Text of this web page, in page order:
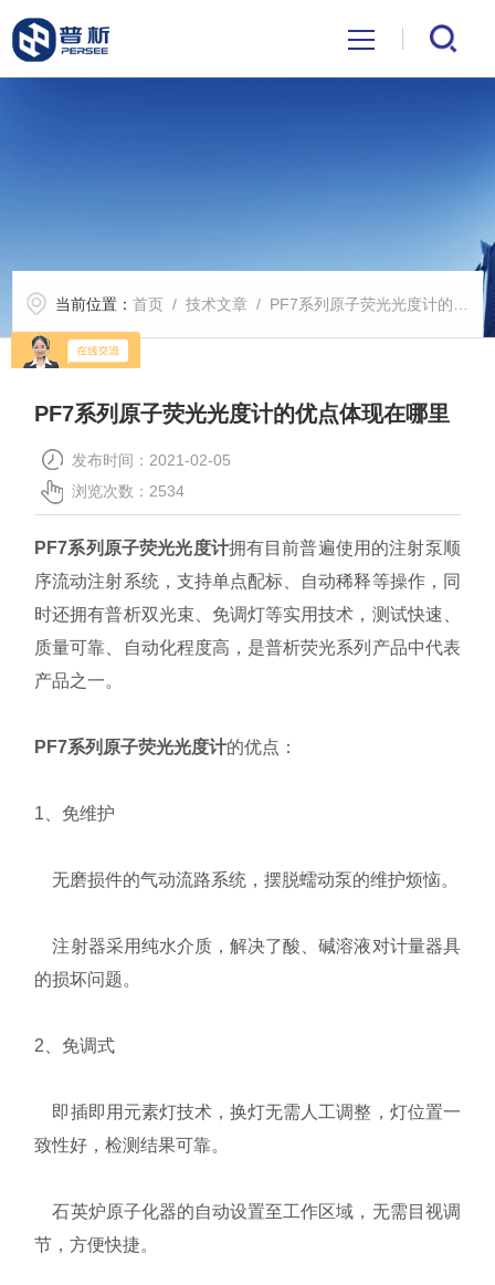
公司新闻
联系我们
当前位置：首页 /技术文章 / PF7系列原子荧光光度计的优点体现在哪里
PF7系列原子荧光光度计的优点体现在哪里
发布时间：2021-02-05
浏览次数：2534
PF7系列原子荧光光度计拥有目前普遍使用的注射泵顺
序流动注射系统，支持单点配标、自动稀释等操作，同
时还拥有普析双光束、免调灯等实用技术，测试快速、
质量可靠、自动化程度高，是普析荧光系列产品中代表
产品之一。
PF7系列原子荧光光度计的优点：
1、免维护
无磨损件的气动流路系统，摆脱蠕动泵的维护烦恼。
注射器采用纯水介质，解决了酸、碱溶液对计量器具
的损坏问题。
2、免调式
即插即用元素灯技术，换灯无需人工调整，灯位置一
致性好，检测结果可靠。
石英炉原子化器的自动设置至工作区域，无需目视调
节，方便快捷。